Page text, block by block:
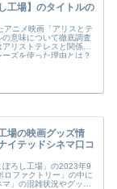
工場】のタイトルの
ニメ映画「アリスとテ
意味について徹底調査
リストテレスと関係し
ズを使った理由とは？
場の映画グッズ情
イテッドシネマ口コ
ぼろし工場」の2023年9
ロファクトリー」の中に
」の混雑状況やグッズ